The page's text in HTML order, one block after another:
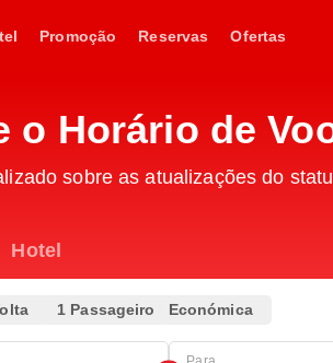
Promoção Reservas Ofertas
o Horário de
sobre as atualizações do
Hotel
1 Passageiro Económica